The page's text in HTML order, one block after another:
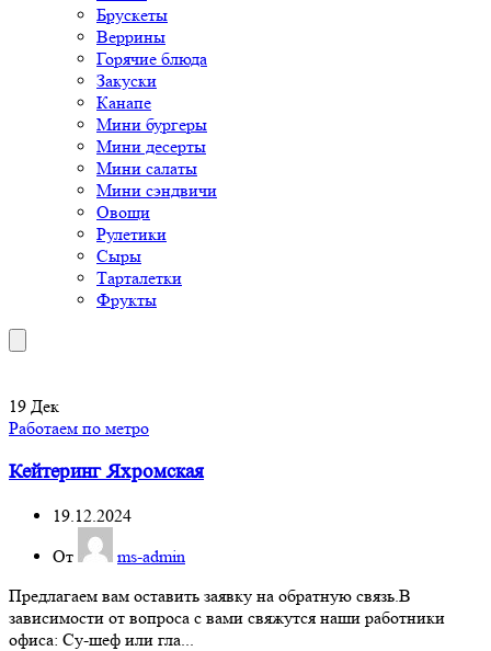
Брускеты
Веррины
Горячие блюда
Закуски
Канапе
Мини бургеры
Мини десерты
Мини салаты
Мини сэндвичи
Овощи
Рулетики
Сыры
Тарталетки
Фрукты
19 Дек
Работаем по метро
Кейтеринг Яхромская
19.12.2024
От
ms-admin
Предлагаем вам оставить заявку на обратную связь.В
зависимости от вопроса с вами свяжутся наши работники
офиса: Су-шеф или гла...